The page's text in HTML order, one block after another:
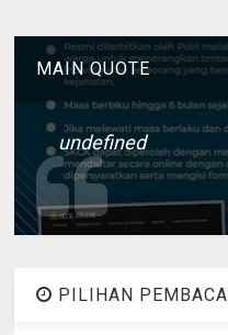
MAIN QUOTE
undefined
PILIHAN PEMBACA